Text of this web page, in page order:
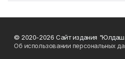
© 2020-2026 Сайт издания
Об использовании персональных